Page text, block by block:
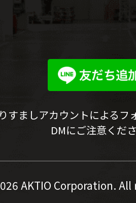
すましアカウントによるフ
DMにご注意くだ
AKTIO Corporation.